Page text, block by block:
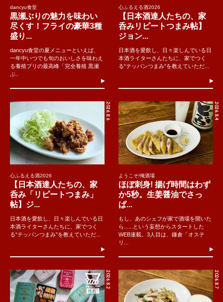
dancyu食堂
黒瀬ぶりの魅力を味わい
尽くす！フライの豪華3種
盛り...
dancyu食堂の夏メニューといえば、
一年中いつでも旬のおいしさを味わえ
る養殖ブリの最高峰「完全養殖 黒瀬
ぶ..
心ふるえる酒2026
【日本酒達人たちの、家
呑みリピートつまみ帖】
ジョン...
日本酒を愛飲し、日々楽しんでいる日
本酒ライターさんたちに、家でつく
る“テッパンつまみ”を教えていただ...
2026.8.6
心ふるえる酒2026
【日本酒達人たちの、家
呑み「リピートつまみ」
帖】ジ...
日本酒を愛飲し、日々楽しんでいる日
本酒ライターさんたちに、家でつく
る“テッパンつまみ”を教えていただ...
2026.8.4
ようこそ!俺酒場
ほぼ刺身! 揚げ時間はわず
か5秒。生姜醤油でさっ
ぱ...
もし、あのシェフが家で酒場を開いた
ら......という妄想からスタートした
WEB連載。3人目は、鎌倉「オステ
リ...
2026.8.2 2026.8.7